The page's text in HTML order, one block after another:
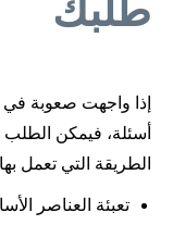
ﻃﻠﺒﻚ
إذا واجهت صعوبة
أسئلة، فيمكن
الطريقة التي تعمل
تعبئة العناصر